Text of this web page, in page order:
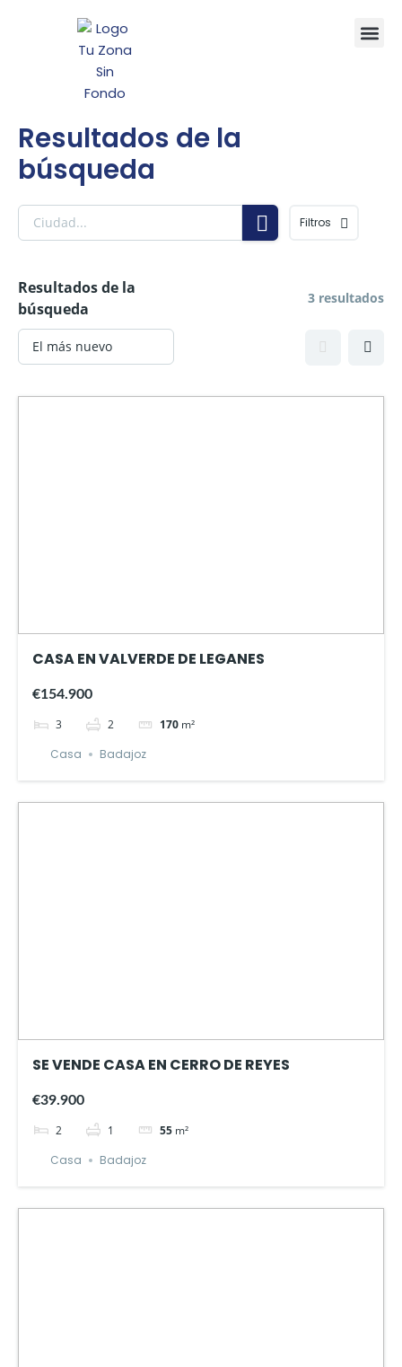
Resultados de la
búsqueda
Filtros
Resultados de la
búsqueda
3 resultados
CASA EN VALVERDE DE LEGANES
€154.900
3 2 170 m²
Casa
Badajoz
SE VENDE CASA EN CERRO DE REYES
€39.900
2 1 55 m²
Casa
Badajoz